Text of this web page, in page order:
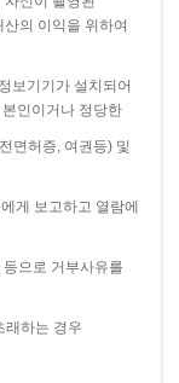
의 이익을 위하여
보기기가 설치되어
인이거나 정당한
면허증, 여권등) 및
게 보고하고 열람에
으로 거부사유를
래하는 경우